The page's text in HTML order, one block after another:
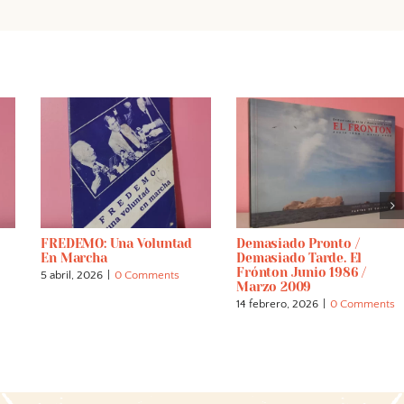
FREDEMO: Una Voluntad
En Marcha
5 abril, 2026 0 Comments
Demasiado Pronto /
Demasiado Tarde. El
Frónton Junio 1986 /
Marzo 2009
14 febrero, 2026 0 Comments